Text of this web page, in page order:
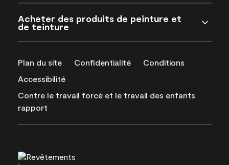
Acheter des produits de peinture et
de teinture
Plan du site Confidentialité
Conditions
Accessibilité
Contre le travail forcé et le travail des enfants
rapport